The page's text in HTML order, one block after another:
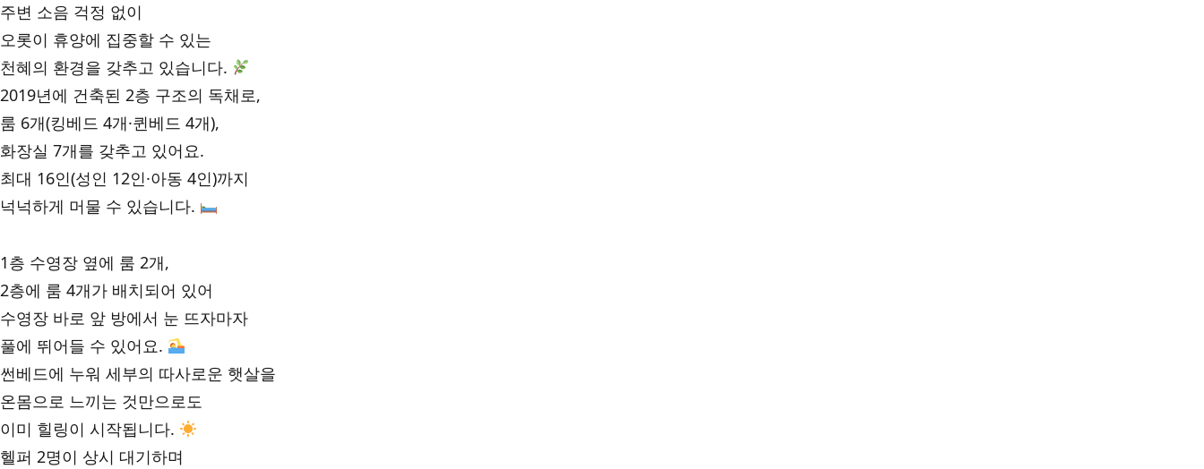
주변 소음 걱정 없이
오롯이 휴양에 집중할 수 있는
천혜의 환경을 갖추고 있습니다.
2019년에 건축된 2층 구조의 독채로,
룸 6개(킹베드 4개·퀸베드 4개),
화장실 7개를 갖추고 있어요.
최대 16인(성인 12인·아동 4인)까지
넉넉하게 머물 수 있습니다.
1층 수영장 옆에 룸 2개,
2층에 룸 4개가 배치되어 있어
수영장 바로 앞 방에서 눈 뜨자마자
풀에 뛰어들 수 있어요.
썬베드에 누워 세부의 따사로운 햇살을
온몸으로 느끼는 것만으로도
이미 힐링이 시작됩니다.
헬퍼 2명이 상시 대기하며